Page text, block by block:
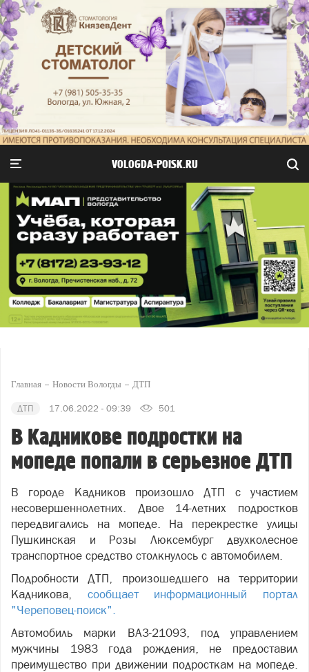
VOLOGDA-POISK.RU
Главная Новости Вологды ДТП
ДТП 17.06.2022 - 09:39 501
В Кадникове подростки на
мопеде попали в серьезное ДТП
В городе Кадников произошло ДТП с участием
несовершеннолетних. Двое 14-летних подростков
передвигались на мопеде. На перекрестке улицы
Пушкинская и Розы Люксембург двухколесное
транспортное средство столкнулось с автомобилем.
Подробности ДТП, произошедшего на территории
Кадникова, сообщает информационный портал
"Череповец-поиск".
Автомобиль марки ВАЗ-21093, под управлением
мужчины 1983 года рождения, не предоставил
преимущество при движении подросткам на мопеде.